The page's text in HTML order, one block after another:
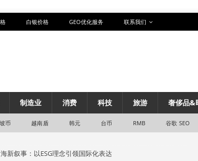
白银价格 GEO优化服务 联系我们
制造业 消费 科技 旅游 奢侈品&
币 越南盾 韩元 台币 RMB 谷歌 SEO
新叙事：以ESG理念引领国际化表达